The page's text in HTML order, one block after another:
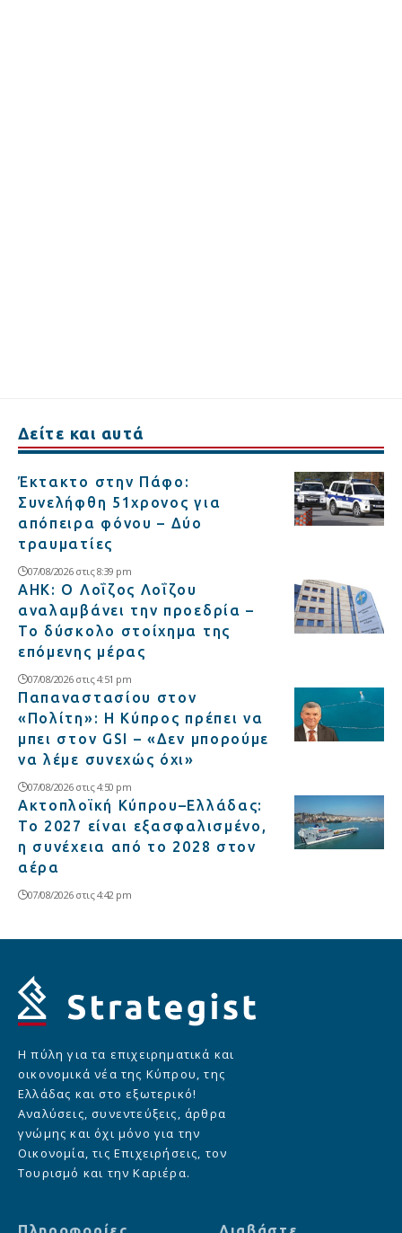
Δείτε και αυτά
Έκτακτο στην Πάφο:
Συνελήφθη 51χρονος για
απόπειρα φόνου – Δύο
τραυματίες
07/08/2026 στις 8:39 pm
ΑΗΚ: Ο Λοΐζος Λοΐζου
αναλαμβάνει την προεδρία –
Το δύσκολο στοίχημα της
επόμενης μέρας
07/08/2026 στις 4:51 pm
Παπαναστασίου στον
«Πολίτη»: Η Κύπρος πρέπει να
μπει στον GSI – «Δεν μπορούμε
να λέμε συνεχώς όχι»
07/08/2026 στις 4:50 pm
Ακτοπλοϊκή Κύπρου–Ελλάδας:
Το 2027 είναι εξασφαλισμένο,
η συνέχεια από το 2028 στον
αέρα
07/08/2026 στις 4:42 pm
Η πύλη για τα επιχειρηματικά και
οικονομικά νέα της Κύπρου, της
Ελλάδας και στο εξωτερικό!
Αναλύσεις, συνεντεύξεις, άρθρα
γνώμης και όχι μόνο για την
Οικονομία, τις Επιχειρήσεις, τον
Τουρισμό και την Καριέρα.